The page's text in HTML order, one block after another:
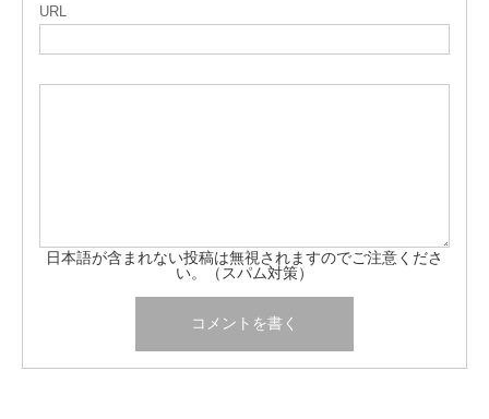
URL
日本語が含まれない投稿は無視されますのでご注意くださ
い。（スパム対策）